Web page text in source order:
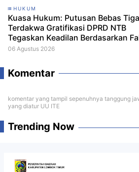
HUKUM
Kuasa Hukum: Putusan Bebas Tiga
Terdakwa Gratifikasi DPRD NTB
Tegaskan Keadilan Berdasarkan
Persidangan
06 Agustus 2026
Komentar
komentar yang tampil sepenuhnya tanggung
yang diatur UU ITE
Trending Now